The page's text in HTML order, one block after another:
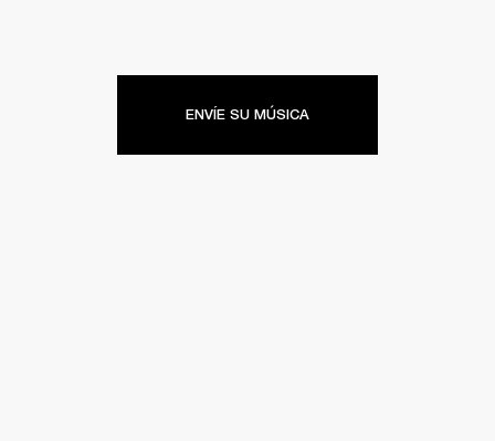
ENVÍE SU MÚSICA